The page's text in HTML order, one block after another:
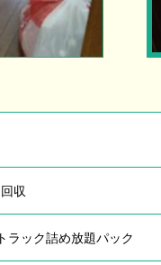
収
ラック詰め放題パック